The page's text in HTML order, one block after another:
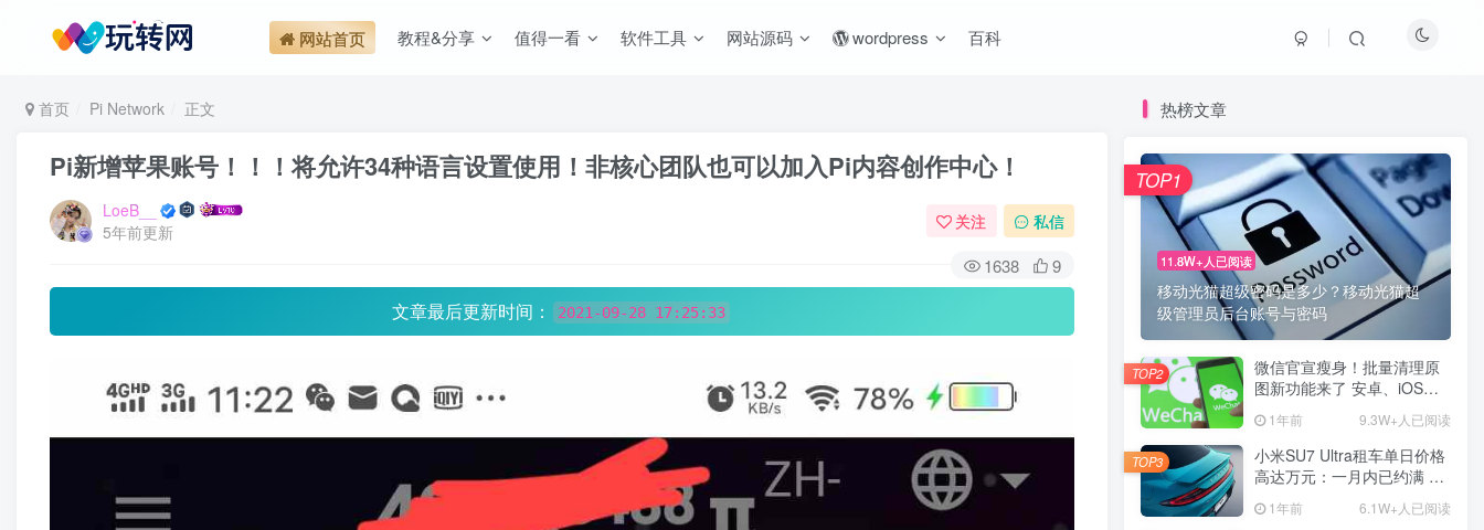
网站首页 教程&分享 值得一看 软件工具 网站源码 wordpress 百科
首页 Pi Network 正文
Pi新增苹果账号！！！将允许34种语言设置使用！非核心团队也可以加入Pi内容创作中心！
LoeB__
5年前更新
关注 私信
1638 9
文章最后更新时间： 2021-09-28 17:25:33
热榜文章
11.8W+人已阅读
移动光猫超级密码是多少？移动光猫超
级管理员后台账号与密码
TOP1
微信官宣瘦身！批量清理原
图新功能来了 安卓、iOS均
1年前 9.3W+人已阅读
TOP2
小米SU7 Ultra租车单日价格
高达万元：一月内已约满 预
1年前 6.1W+人已阅读
TOP3